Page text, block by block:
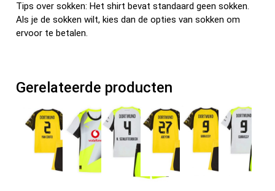
Tips over sokken: Het shirt bevat standaard geen sokken.
Als je de sokken wilt, kies dan de opties van sokken om
ervoor te betalen.
Gerelateerde producten